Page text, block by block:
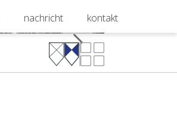
nachricht kontakt